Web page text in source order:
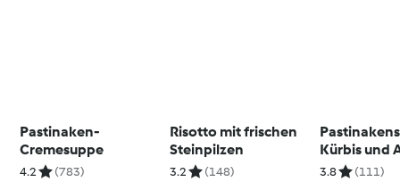
Pastinaken-
Cremesuppe
4.2 (783)
Risotto mit frischen
Steinpilzen
3.2 (148)
Kürbis und
3.8 (111)